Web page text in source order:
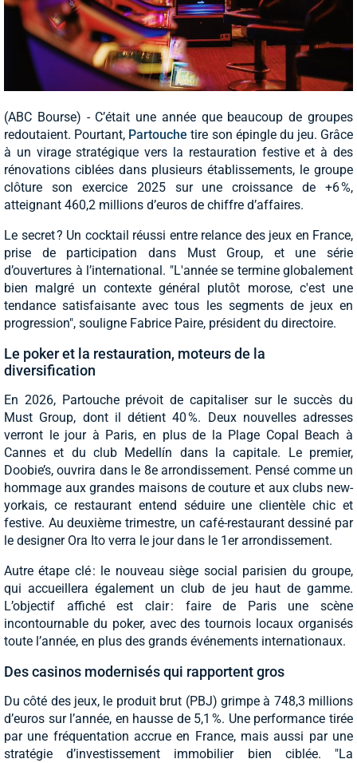
(ABC Bourse) - C’était une année que beaucoup de groupes
redoutaient. Pourtant, Partouchetire son épingle du jeu. Grâce
à un virage stratégique vers la restauration festive et à des
rénovations ciblées dans plusieurs établissements, le groupe
clôture son exercice 2025 sur une croissance de +6 %,
atteignant 460,2 millions d’euros de chiffre d’affaires.
Le secret ? Un cocktail réussi entre relance des jeux en France,
prise de participation dans Must Group, et une série
d’ouvertures à l’international. "L'année se termine globalement
bien malgré un contexte général plutôt morose, c'est une
tendance satisfaisante avec tous les segments de jeux en
progression", souligne Fabrice Paire, président du directoire.
Le poker et la restauration, moteurs de la
diversification
En 2026, Partouche prévoit de capitaliser sur le succès du
Must Group, dont il détient 40 %. Deux nouvelles adresses
verront le jour à Paris, en plus de la Plage Copal Beach à
Cannes et du club Medellín dans la capitale. Le premier,
Doobie’s, ouvrira dans le 8e arrondissement. Pensé comme un
hommage aux grandes maisons de couture et aux clubs new-
yorkais, ce restaurant entend séduire une clientèle chic et
festive. Au deuxième trimestre, un café-restaurant dessiné par
le designer Ora Ito verra le jour dans le 1er arrondissement.
Autre étape clé : le nouveau siège social parisien du groupe,
qui accueillera également un club de jeu haut de gamme.
L’objectif affiché est clair : faire de Paris une scène
incontournable du poker, avec des tournois locaux organisés
toute l’année, en plus des grands événements internationaux.
Des casinos modernisés qui rapportent gros
Du côté des jeux, le produit brut (PBJ) grimpe à 748,3 millions
d’euros sur l’année, en hausse de 5,1 %. Une performance tirée
par une fréquentation accrue en France, mais aussi par une
stratégie d’investissement immobilier bien ciblée. "La